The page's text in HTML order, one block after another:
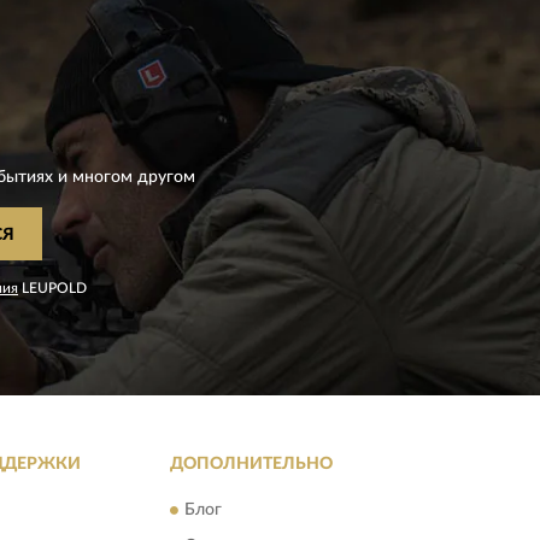
и многом другом
LEUPOLD
ДОПОЛНИТЕЛЬНО
Блог